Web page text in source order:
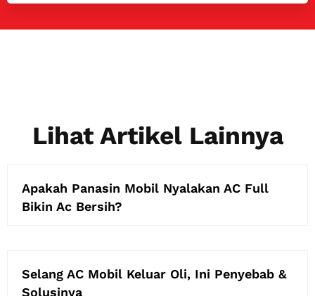
Lihat Artikel Lainnya
Apakah Panasin Mobil Nyalakan AC Full
Bikin Ac Bersih?
Selang AC Mobil Keluar Oli, Ini Penyebab &
Solusinya